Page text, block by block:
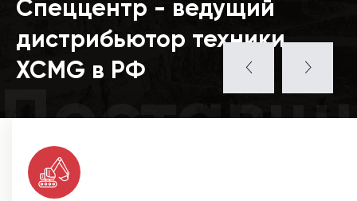
Спеццентр - ведущий
дистрибьютор техники
XCMG в РФ